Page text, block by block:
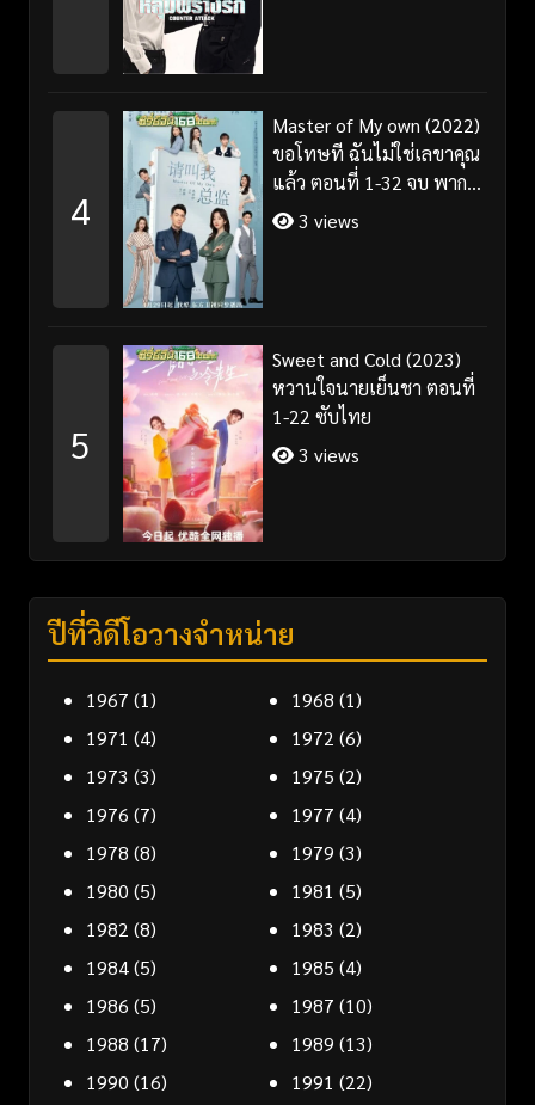
4
Master of My own (2022)
ขอโทษที ฉันไม่ใช่เลขาคุณ
แล้ว ตอนที่ 1-32 จบ พากย์
ไทย/ซับไทย
3 views
5
Sweet and Cold (2023)
หวานใจนายเย็นชา ตอนที่
1-22 ซับไทย
3 views
ปีที่วิดีโอวางจำหน่าย
1967 (1) 1968 (1)
1971 (4) 1972 (6)
1973 (3) 1975 (2)
1976 (7) 1977 (4)
1978 (8) 1979 (3)
1980 (5) 1981 (5)
1982 (8) 1983 (2)
1984(5) 1985 (4)
1986 (5) 1987 (10)
1988 (17) 1989 (13)
1990 (16) 1991 (22)